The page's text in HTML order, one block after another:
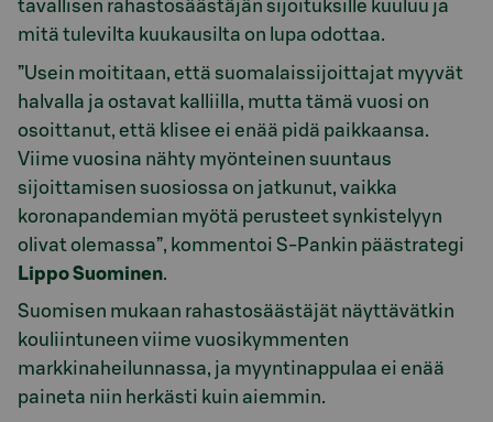
tavallisen rahastosäästäjän sijoituksille kuuluu ja
mitä tulevilta kuukausilta on lupa odottaa.
”Usein moititaan, että suomalaissijoittajat myyvät
halvalla ja ostavat kalliilla, mutta tämä vuosi on
osoittanut, että klisee ei enää pidä paikkaansa.
Viime vuosina nähty myönteinen suuntaus
sijoittamisen suosiossa on jatkunut, vaikka
koronapandemian myötä perusteet synkistelyyn
olivat olemassa”, kommentoi S-Pankin päästrategi
Lippo Suominen.
Suomisen mukaan rahastosäästäjät näyttävätkin
kouliintuneen viime vuosikymmenten
markkinaheilunnassa, ja myyntinappulaa ei enää
paineta niin herkästi kuin aiemmin.